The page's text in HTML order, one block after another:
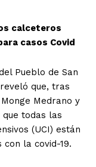
calceteros
casos Covid
Pueblo de San
que, tras
Medrano y
todas las
(UCI) están
la covid-19.